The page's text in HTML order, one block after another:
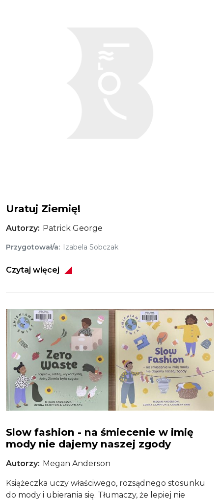
Uratuj Ziemię!
Autorzy Patrick George
Przygotował/a Izabela Sobczak
Czytaj więcej
Obraz
Slow fashion - na śmiecenie w imię
mody nie dajemy naszej zgody
Autorzy Megan Anderson
Książeczka uczy właściwego, rozsądnego stosunku
do mody i ubierania się. Tłumaczy, że lepiej nie